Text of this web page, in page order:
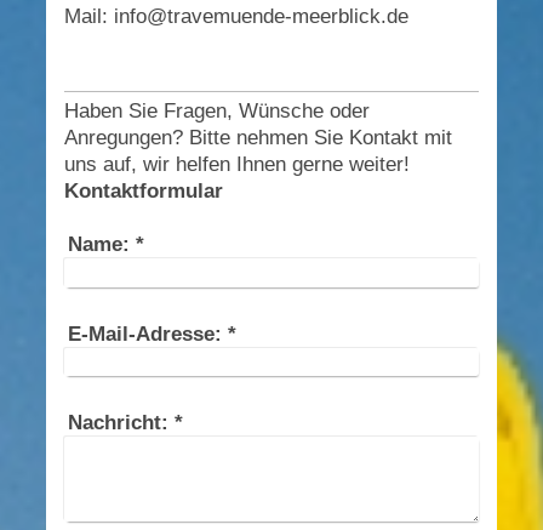
Mail: info@travemuende-meerblick.de
Haben Sie Fragen, Wünsche oder
Anregungen? Bitte nehmen Sie Kontakt mit
uns auf, wir helfen Ihnen gerne weiter!
Kontaktformular
Name: *
E-Mail-Adresse: *
Nachricht: *